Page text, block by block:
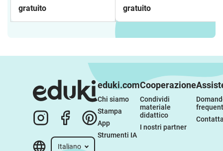
gratuito
gratuito
Italiano
eduki.com
Chi siamo
Stampa
App
Strumenti IA
Cooperazione
Condividi
materiale
didattico
I nostri partner